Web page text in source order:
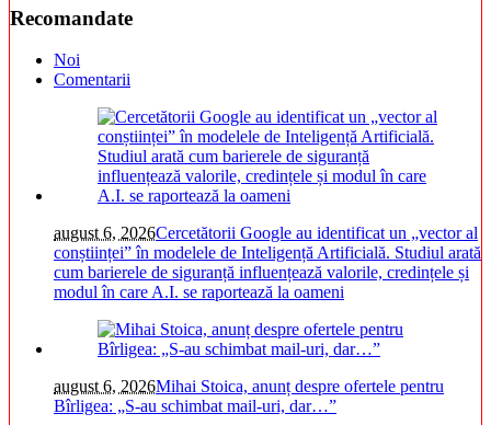
Recomandate
Noi
Comentarii
august 6, 2026Cercetătorii Google au identificat un „vector al
conștiinței” în modelele de Inteligență Artificială. Studiul arată
cum barierele de siguranță influențează valorile, credințele și
modul în care A.I. se raportează la oameni
august 6, 2026Mihai Stoica, anunț despre ofertele pentru
Bîrligea: „S-au schimbat mail-uri, dar…”